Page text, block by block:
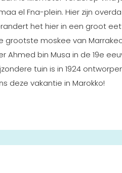
el Fna-plein. Hier zijn
het hier in een groot
grootste moskee van
bin Musa in de 19e
tuin is in 1924
deze vakantie in Marokko!